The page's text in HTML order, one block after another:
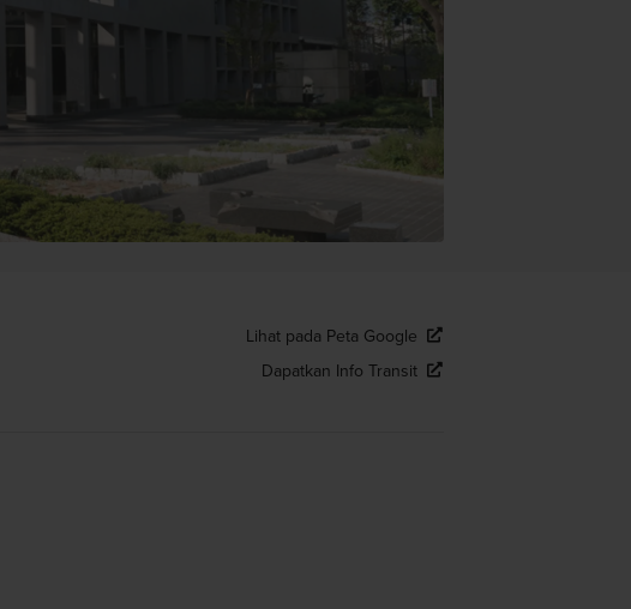
Lihat pada Peta Google
Dapatkan Info Transit